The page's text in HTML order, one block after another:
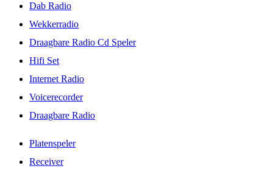
Dab Radio
Wekkerradio
Draagbare Radio Cd Speler
Hifi Set
Internet Radio
Voicerecorder
Draagbare Radio
Platenspeler
Receiver